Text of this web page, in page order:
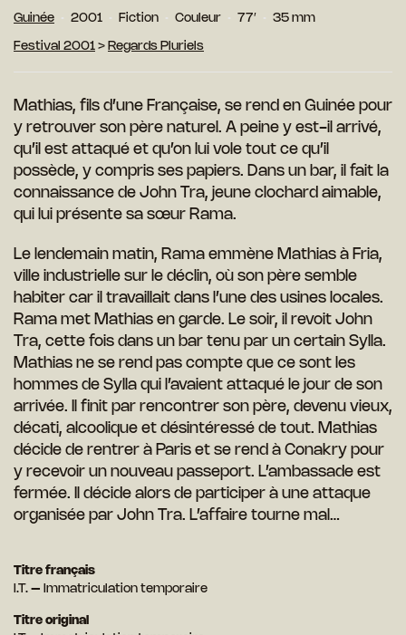
Guinée 2001 Fiction Couleur 77′ 35 mm
Festival 2001 > Regards Pluriels
Mathias, fils d’une Française, se rend en Guinée pour
y retrouver son père naturel. A peine y est-il arrivé,
qu’il est attaqué et qu’on lui vole tout ce qu’il
possède, y compris ses papiers. Dans un bar, il fait la
connaissance de John Tra, jeune clochard aimable,
qui lui présente sa sœur Rama.
Le lendemain matin, Rama emmène Mathias à Fria,
ville industrielle sur le déclin, où son père semble
habiter car il travaillait dans l’une des usines locales.
Rama met Mathias en garde. Le soir, il revoit John
Tra, cette fois dans un bar tenu par un certain Sylla.
Mathias ne se rend pas compte que ce sont les
hommes de Sylla qui l’avaient attaqué le jour de son
arrivée. Il finit par rencontrer son père, devenu vieux,
décati, alcoolique et désintéressé de tout. Mathias
décide de rentrer à Paris et se rend à Conakry pour
y recevoir un nouveau passeport. L’ambassade est
fermée. Il décide alors de participer à une attaque
organisée par John Tra. L’affaire tourne mal…
Titre français
I.T. – Immatriculation temporaire
Titre original